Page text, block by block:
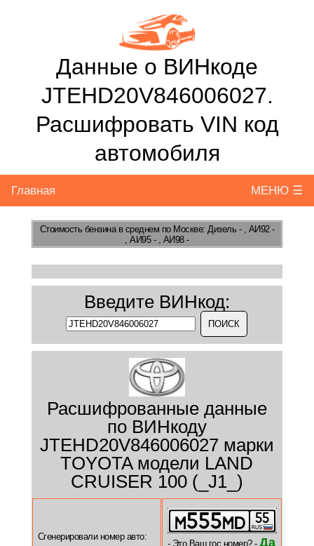
Данные о ВИНкоде
JTEHD20V846006027.
Расшифровать VIN код
автомобиля
Главная МЕНЮ ☰
Стоимость бензинав среднем по Москве: Дизель - , АИ92 -
, АИ95 - , АИ98 -
Введите ВИНкод:
Расшифрованные данные
по ВИНкоду
JTEHD20V846006027 марки
TOYOTA модели LAND
CRUISER 100 (_J1_)
Сгенерировали номер авто:
- Это Ваш гос номер? - Да